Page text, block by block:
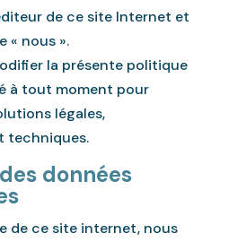
de ce site Internet et
« nous ».
la présente politique
à tout moment pour
légales,
techniques.
données
de ce site internet, nous